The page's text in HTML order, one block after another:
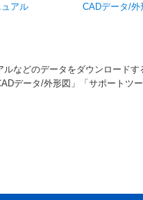
アル CADデータ/外
ルなどのデータをダウンロード
データ/外形図」「サポートツ